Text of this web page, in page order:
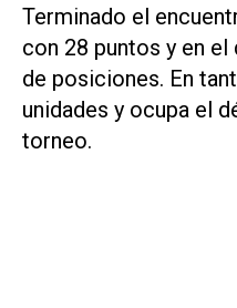
Terminado el
con 28 puntos y en
de posiciones. En
unidades y ocupa el
torneo.